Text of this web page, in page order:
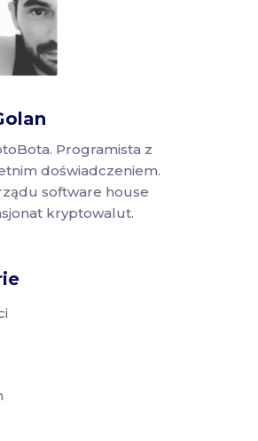
Programista z
doświadczeniem.
software house
kryptowalut.